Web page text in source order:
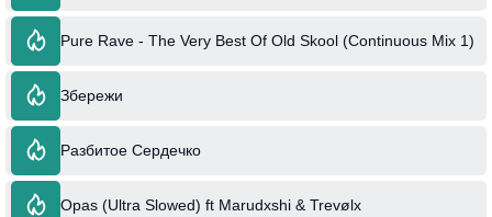
Pure Rave - The Very Best Of Old Skool (Continuous Mix 1)
Збережи
Разбитое Сердечко
Opas (Ultra Slowed) ft Marudxshi & Trevølx